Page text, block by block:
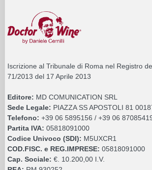
Iscrizione al Tribunale di Roma nel Registro
71/2013 del 17 Aprile 2013
Editore: MD COMUNICATION SRL
Sede Legale: PIAZZA SS APOSTOLI 81
Telefono: +39 06 5895156 / +39 06
Partita IVA: 05818091000
Codice Univoco (SDI): M5UXCR1
COD.FISC. e REG.IMPRESE: 05818091000
Cap. Sociale: €. 10.200,00 I.V.